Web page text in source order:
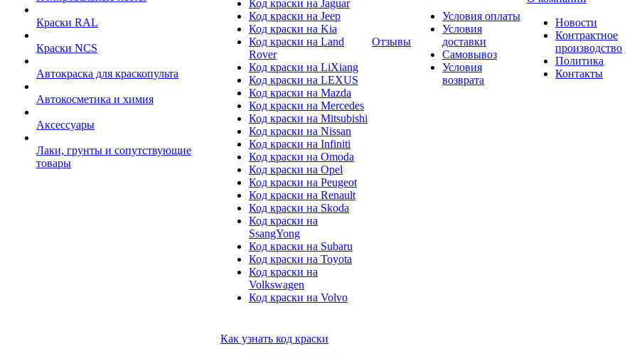
Краски RAL
Краски NCS
Автокраска для краскопульта
Автокосметика и химия
Аксессуары
Лаки, грунты и сопутствующие
товары
Код краски на Jaguar
Код краски на Jeep
Код краски на Kia
Код краски на Land
Rover
Код краски на LiXiang
Код краски на LEXUS
Код краски на Mazda
Код краски на Mercedes
Код краски на Mitsubishi
Код краски на Nissan
Код краски на Infiniti
Код краски на Omoda
Код краски на Opel
Код краски на Peugeot
Код краски на Renault
Код краски на Skoda
Код краски на
SsangYong
Код краски на Subaru
Код краски на Toyota
Код краски на
Volkswagen
Код краски на Volvo
Отзывы
Условия оплаты
Условия
доставки
Самовывоз
Условия
возврата
Новости
Контрактное
производство
Политика
Контакты
Как узнать код краски